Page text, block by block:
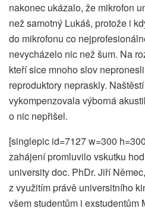
nakonec ukázalo, že mikrofon
než samotný Lukáš, protože i
do mikrofonu co
nevycházelo nic než šum. Na
kteří sice mnoho slov
reproduktory nepraskly.
vykompenzovala výborná
o nic nepřišel.
[singlepic id=7127 w=300
zahájení promluvilo vskutku
university doc. PhDr. Jiří
z využitím právě universitního
všem studentům i exstudentům